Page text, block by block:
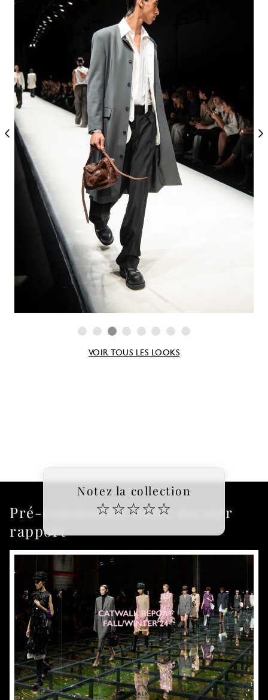
VOIR TOUS LES LOOKS
Notez la collection
☆ ☆☆ ☆☆
Pré-commander notre dernier
rapport